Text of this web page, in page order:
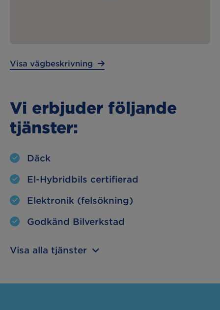
Visa vägbeskrivning
Vi erbjuder följande
tjänster:
Däck
El-Hybridbils certifierad
Elektronik (felsökning)
Godkänd Bilverkstad
Visa alla tjänster